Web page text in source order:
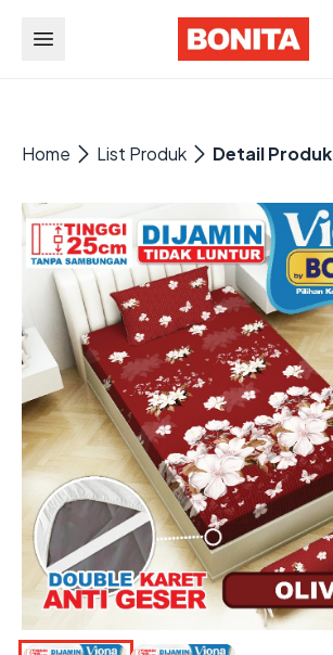
Home List Produk Detail Produk